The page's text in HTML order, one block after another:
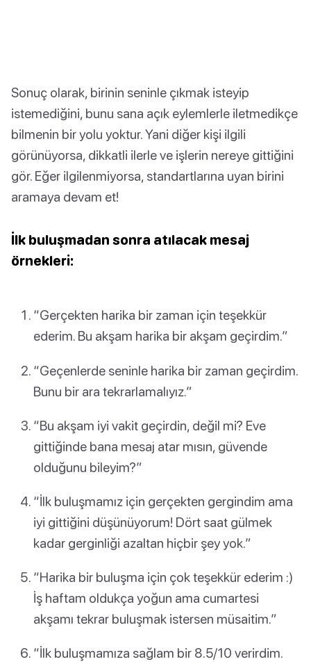
Sonuç olarak, birinin seninle çıkmak isteyip
istemediğini, bunu sana açık eylemlerle iletmedikçe
bilmenin bir yolu yoktur. Yani diğer kişi ilgili
görünüyorsa, dikkatli ilerle ve işlerin nereye gittiğini
gör. Eğer ilgilenmiyorsa, standartlarına uyan birini
aramaya devam et!
İlk buluşmadan sonra atılacak mesaj
örnekleri:
“Gerçekten harika bir zaman için teşekkür
ederim. Bu akşam harika bir akşam geçirdim.”
“Geçenlerde seninle harika bir zaman geçirdim.
Bunu bir ara tekrarlamalıyız.”
“Bu akşam iyi vakit geçirdin, değil mi? Eve
gittiğinde bana mesaj atar mısın, güvende
olduğunu bileyim?”
“İlk buluşmamız için gerçekten gergindim ama
iyi gittiğini düşünüyorum! Dört saat gülmek
kadar gerginliği azaltan hiçbir şey yok.”
“Harika bir buluşma için çok teşekkür ederim :)
İş haftam oldukça yoğun ama cumartesi
akşamı tekrar buluşmak istersen müsaitim.”
“İlk buluşmamıza sağlam bir 8.5/10 verirdim.